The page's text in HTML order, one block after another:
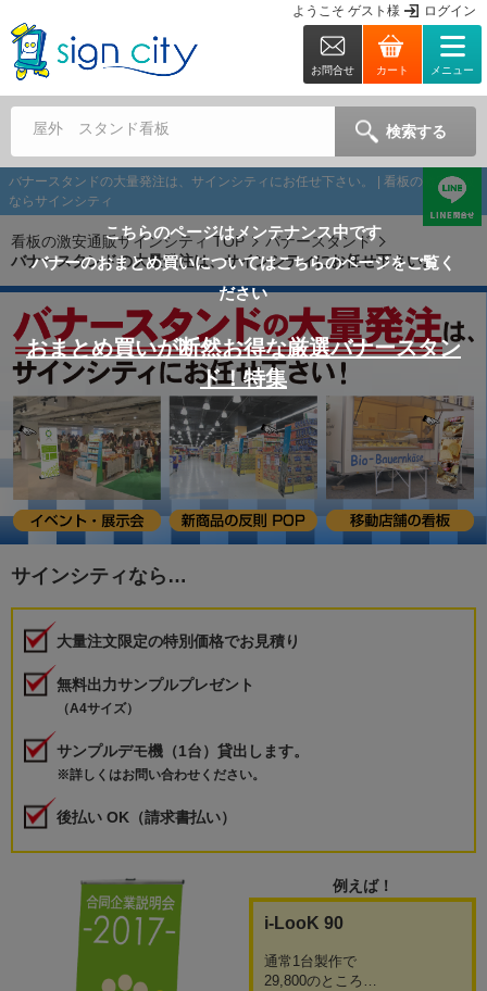
ようこそ ゲスト 様 ログイン
お問合せ カート メニュー
屋外 スタンド看板 検索する
バナースタンドの大量発注は、サインシティにお任せ下さい。 | 看板の激安通販
ならサインシティ
看板の激安通販サインシティ TOP
バナースタンド
バナースタンドの大量発注は、サインシティにお任せ下さい。
こちらのページはメンテナンス中です
バナーのおまとめ買いについてはこちらのページをご覧く
ださい
おまとめ買いが断然お得な厳選バナースタン
ド！特集
サインシティなら…
大量注文限定の特別価格でお見積り
無料出力サンプルプレゼント
（A4サイズ）
サンプルデモ機（1台）貸出します。
※詳しくはお問い合わせください。
後払い OK（請求書払い）
例えば！
i-LooK 90
通常1台製作で
29,800のところ…